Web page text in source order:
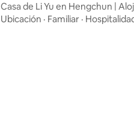
Casa de Li Yu en Hengchun |
privado (Lee Home Hengchun)
Ubicación · Familiar ·